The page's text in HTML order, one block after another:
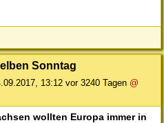
Sonntag
13:12 vor 3240 Tagen @
wollten Europa immer in